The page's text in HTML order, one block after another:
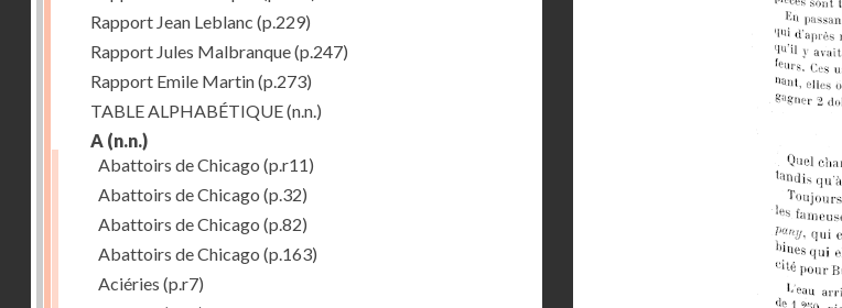
Rapport Jean Leblanc (p.229)
Rapport Jules Malbranque(p.247)
Rapport Emile Martin(p.273)
TABLE ALPHABÉTIQUE(n.n.)
A (n.n.)
Abattoirs de Chicago (p.r11)
Abattoirs de Chicago (p.32)
Abattoirs de Chicago (p.82)
Abattoirs de Chicago (p.163)
Aciéries (p.r7)